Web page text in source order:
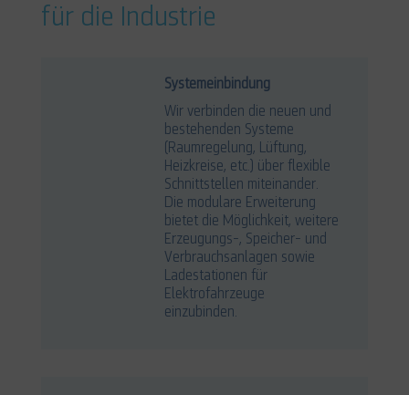
für die Industrie
Systemeinbindung
Wir verbinden die neuen und
bestehenden Systeme
(Raumregelung, Lüftung,
Heizkreise, etc.) über flexible
Schnittstellen miteinander.
Die modulare Erweiterung
bietet die Möglichkeit, weitere
Erzeugungs-, Speicher- und
Verbrauchsanlagen sowie
Ladestationen für
Elektrofahrzeuge
einzubinden.